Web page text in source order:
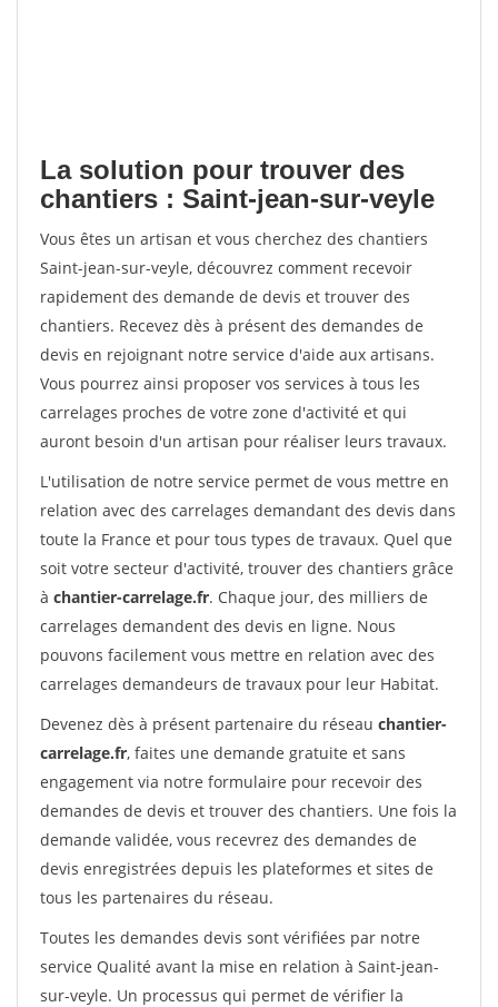
La solution pour trouver des
chantiers : Saint-jean-sur-veyle
Vous êtes un artisan et vous cherchez des chantiers
Saint-jean-sur-veyle, découvrez comment recevoir
rapidement des demande de devis et trouver des
chantiers. Recevez dès à présent des demandes de
devis en rejoignant notre service d'aide aux artisans.
Vous pourrez ainsi proposer vos services à tous les
carrelages proches de votre zone d'activité et qui
auront besoin d'un artisan pour réaliser leurs travaux.
L'utilisation de notre service permet de vous mettre en
relation avec des carrelages demandant des devis dans
toute la France et pour tous types de travaux. Quel que
soit votre secteur d'activité, trouver des chantiers grâce
à chantier-carrelage.fr. Chaque jour, des milliers de
carrelages demandent des devis en ligne. Nous
pouvons facilement vous mettre en relation avec des
carrelages demandeurs de travaux pour leur Habitat.
Devenez dès à présent partenaire du réseau chantier-
carrelage.fr, faites une demande gratuite et sans
engagement via notre formulaire pour recevoir des
demandes de devis et trouver des chantiers. Une fois la
demande validée, vous recevrez des demandes de
devis enregistrées depuis les plateformes et sites de
tous les partenaires du réseau.
Toutes les demandes devis sont vérifiées par notre
service Qualité avant la mise en relation à Saint-jean-
sur-veyle. Un processus qui permet de vérifier la